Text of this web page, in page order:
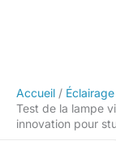
Accueil
Test de la lampe
innovation pour